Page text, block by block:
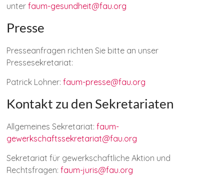
unterfaum-gesundheit@fau.org
Presse
Presseanfragen richten Sie bitte an unser
Pressesekretariat:
Patrick Lohner:faum-presse@fau.org
Kontakt zu den Sekretariaten
Allgemeines Sekretariat:faum-
gewerkschaftssekretariat@fau.org
Sekretariat für gewerkschaftliche Aktion und
Rechtsfragen:faum-juris@fau.org